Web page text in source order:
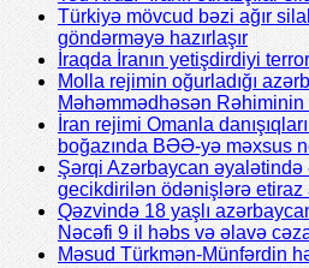
Türkiyə mövcud bəzi ağır
göndərməyə hazırlaşır
İraqda İranın yetişdirdiyi
Molla rejimin oğurladığı
Məhəmmədhəsən Rəhiminin
İran rejimi Omanla
boğazında BƏƏ-yə məxsus
Şərqi Azərbaycan əyalətində
gecikdirilən ödənişlərə etiraz
Qəzvində 18 yaşlı
Nəcəfi 9 il həbs və əlavə
Məsud Türkmən-Münfərdin